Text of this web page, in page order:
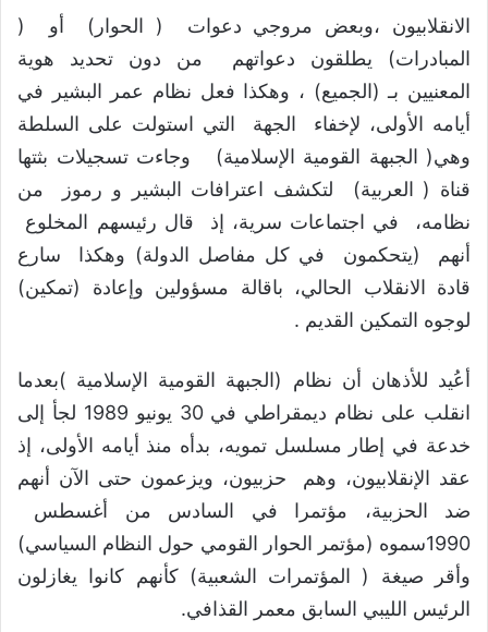
الانقلابيون ،وبعض مروجي دعوات ( الحوار) أو (
المبادرات) يطلقون دعواتهم من دون تحديد هوية
المعنيين بـ (الجميع) ، وهكذا فعل نظام عمر البشير في
أيامه الأولى، لإخفاء الجهة التي استولت على السلطة
وهي( الجبهة القومية الإسلامية) وجاءت تسجيلات بثتها
قناة ( العربية) لتكشف اعترافات البشير و رموز من
نظامه، في اجتماعات سرية، إذ قال رئيسهم المخلوع
أنهم (يتحكمون في كل مفاصل الدولة) وهكذا سارع
قادة الانقلاب الحالي، باقالة مسؤولين وإعادة (تمكين)
لوجوه التمكين القديم .
أعُيد للأذهان أن نظام (الجبهة القومية الإسلامية )بعدما
انقلب على نظام ديمقراطي في 30 يونيو 1989 لجأ إلى
خدعة في إطار مسلسل تمويه، بدأه منذ أيامه الأولى، إذ
عقد الإنقلابيون، وهم حزبيون، ويزعمون حتى الآن أنهم
ضد الحزبية، مؤتمرا في السادس من أغسطس
1990سموه (مؤتمر الحوار القومي حول النظام السياسي)
وأقر صيغة ( المؤتمرات الشعبية) كأنهم كانوا يغازلون
الرئيس الليبي السابق معمر القذافي.